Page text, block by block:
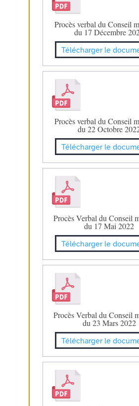
Procès verbal du Conseil
du 17 Décembre
Télécharger le
Procès verbal du Conseil
du 22 Octobre
Télécharger le
Procès Verbal du Conseil
du 17 Mai 2022
Télécharger le
Procès Verbal du Conseil
du 23 Mars 2022
Télécharger le